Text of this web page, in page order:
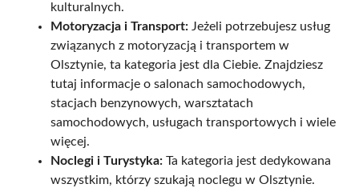
kulturalnych.
Motoryzacja i Transport: Jeżeli potrzebujesz usług
związanych z motoryzacją i transportem w
Olsztynie, ta kategoria jest dla Ciebie. Znajdziesz
tutaj informacje o salonach samochodowych,
stacjach benzynowych, warsztatach
samochodowych, usługach transportowych i wiele
więcej.
Noclegi i Turystyka: Ta kategoria jest dedykowana
wszystkim, którzy szukają noclegu w Olsztynie.